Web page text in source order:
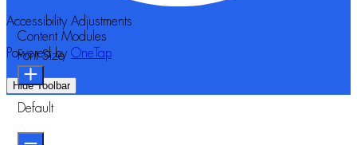
Accessibility Adjustments
Powered by OneTap
Hide Toolbar
Content Modules
Font Size
Default